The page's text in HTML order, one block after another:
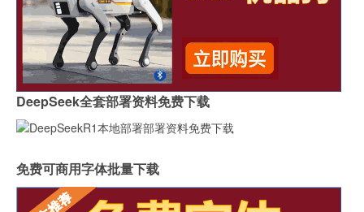
DeepSeek全套部署资料免费下载
免费可商用字体批量下载